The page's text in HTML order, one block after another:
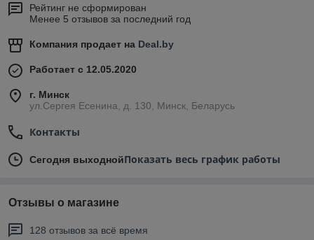
Рейтинг не сформирован
Менее 5 отзывов за последний год
Компания продает на Deal.by
Работает с 12.05.2020
г. Минск
ул.Сергея Есенина, д. 130, Минск, Беларусь
Контакты
Сегодня выходнойПоказать весь график работы
Отзывы о магазине
128 отзывов за всё время